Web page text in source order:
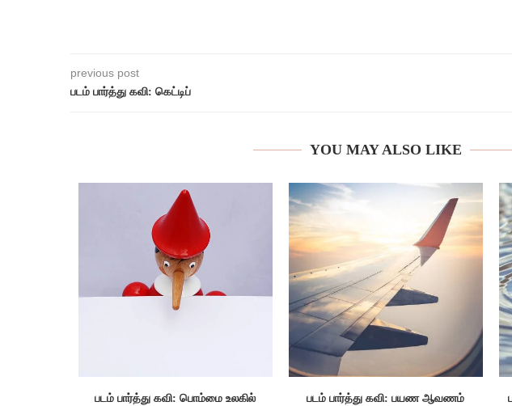
previous post
படம் பார்த்து கவி: கெட்டிப்
YOU MAY ALSO LIKE
படம் பார்த்து கவி: பொம்மை உலகில்
படம் பார்த்து கவி: பயண ஆவணம்